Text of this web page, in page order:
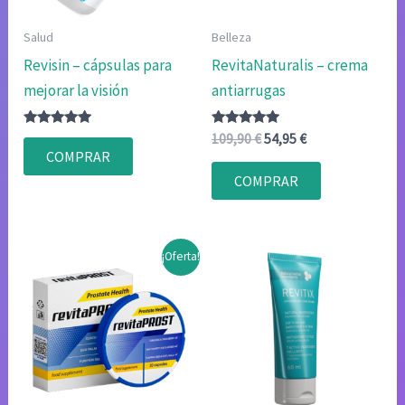
Salud
Revisin – cápsulas para
mejorar la visión
Valorado
4.80
de 5
COMPRAR
Belleza
RevitaNaturalis – crema
antiarrugas
Valorado
4.80
109,90€El
original
era:
54,95€El
COMPRAR
¡Oferta!